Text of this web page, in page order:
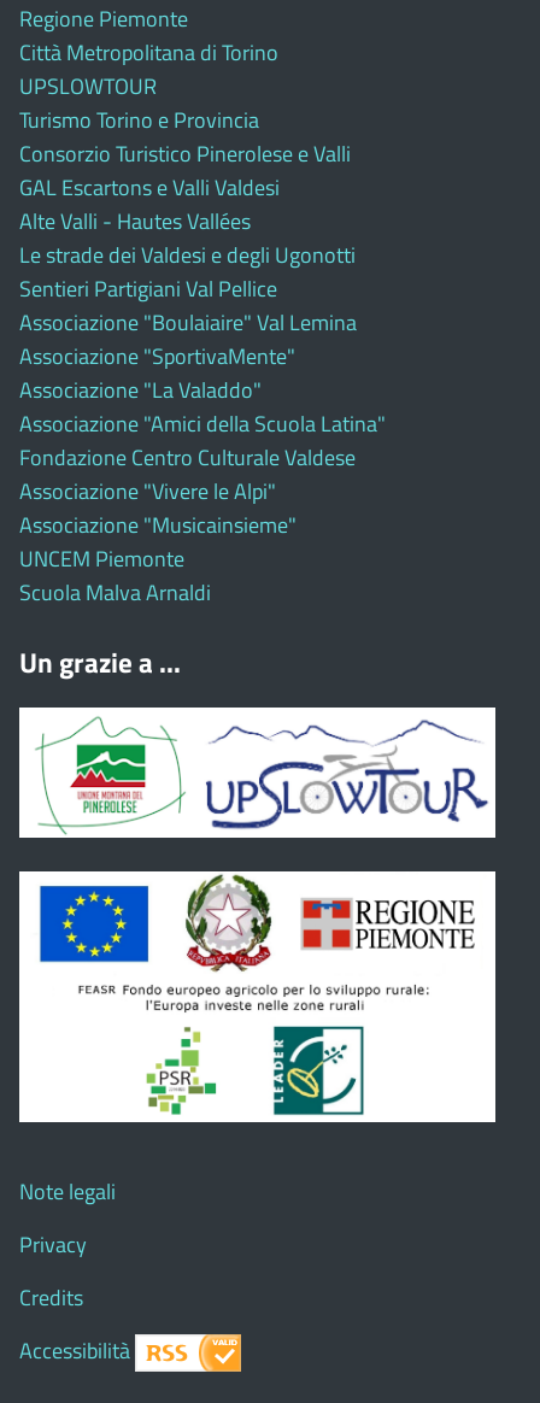
Regione Piemonte
Città Metropolitana di Torino
UPSLOWTOUR
Turismo Torino e Provincia
Consorzio Turistico Pinerolese e Valli
GAL Escartons e Valli Valdesi
Alte Valli - Hautes Vallées
Le strade dei Valdesi e degli Ugonotti
Sentieri Partigiani Val Pellice
Associazione "Boulaiaire" Val Lemina
Associazione "SportivaMente"
Associazione "La Valaddo"
Associazione "Amici della Scuola Latina"
Fondazione Centro Culturale Valdese
Associazione "Vivere le Alpi"
Associazione "Musicainsieme"
UNCEM Piemonte
Scuola Malva Arnaldi
Un grazie a ...
Note legali
Privacy
Credits
Accessibilità